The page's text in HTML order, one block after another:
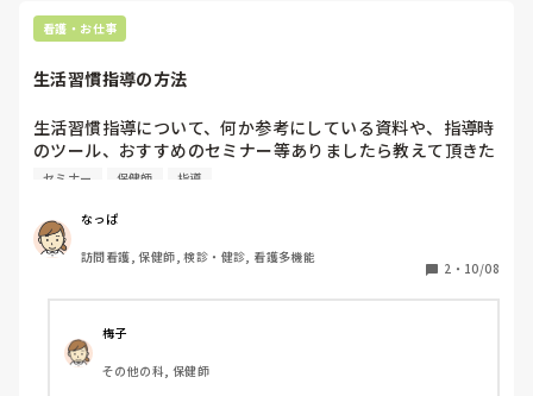
看護・お仕事
生活習慣指導の方法
生活習慣指導について、何か参考にしている資料や、指導時
のツール、おすすめのセミナー等ありましたら教えて頂きた
いです。（生活習慣病からフレイル関連なんでも結構です
セミナー 保健師 指導
なっぱ
訪問看護, 保健師, 検診・健診, 看護多機能
2 ・ 10/08
梅子
その他の科, 保健師